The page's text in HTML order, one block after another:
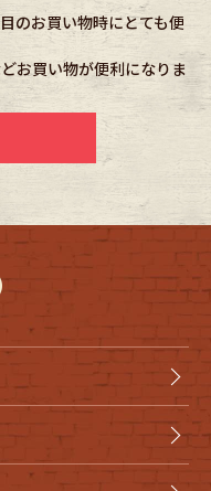
から探す
Stall・Scarf
antique goods
vintage bicycle
のお買い物時にとても便
お買い物が便利になりま